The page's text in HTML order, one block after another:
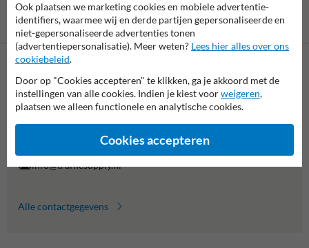
Betaling achteraf
Neem contact met ons op
Wij zijn op werkdagen (van 8.00 tot 17.00) te bereiken op 038-
7920070.
Vragen? Stuur een e-mail naarinfo@trafficsupply.nlof vul het
formulier in en we reageren zo spoedig mogelijk.
info@trafficsupply.nl
Alle contactgegevens
Ook plaatsen we marketing cookies en mobiele advertentie-
identifiers, waarmee wij en derde partijen gepersonaliseerde en
niet-gepersonaliseerde advertenties tonen
(advertentiepersonalisatie). Meer weten? Lees hier alles over ons
cookiebeleid.
Door op "Cookies accepteren" te klikken, ga je akkoord met de
instellingen van alle cookies. Indien je kiest voorweigeren,
plaatsen we alleen functionele en analytische cookies.
Cookies accepteren